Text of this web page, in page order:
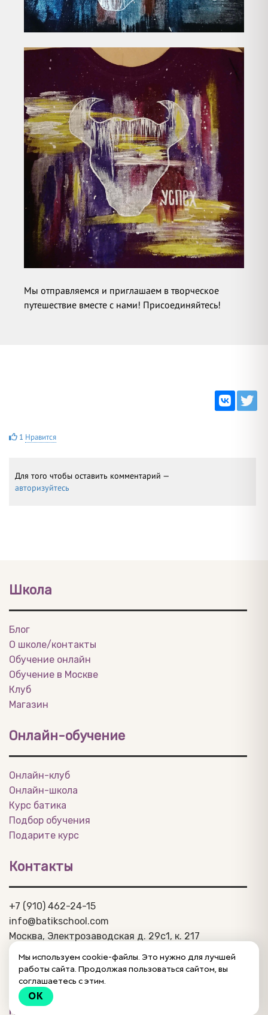
Мы отправляемся и приглашаем в творческое
путешествие вместе с нами! Присоединяйтесь!
1 Нравится
Для того чтобы оставить комментарий —
авторизуйтесь
Школа
Блог
О школе/контакты
Обучение онлайн
Обучение в Москве
Клуб
Магазин
Онлайн-обучение
Онлайн-клуб
Онлайн-школа
Курс батика
Подбор обучения
Подарите курс
Контакты
+7 (910) 462-24-15
info@batikschool.com
Москва, Электрозаводская д. 29c1, к. 217
Политика конфиденциальности
Договор-оферта
Написать, задать вопрос
© 2015 – 2026
Группа в ВК
Мы используем cookie-файлы. Это нужно для лучшей
работы сайта. Продолжая пользоваться сайтом, вы
соглашаетесь с этим.
OK